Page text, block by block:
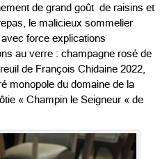
de grand goût de raisins et
le malicieux sommelier
force explications
au verre : champagne rosé de
de François Chidaine 2022,
monopole du domaine de la
« Champin le Seigneur « de